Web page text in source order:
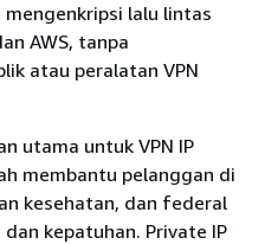
mengenkripsi lalu lintas
AWS, tanpa
atau peralatan VPN
utama untuk VPN IP
membantu pelanggan di
kesehatan, dan federal
kepatuhan. Private IP